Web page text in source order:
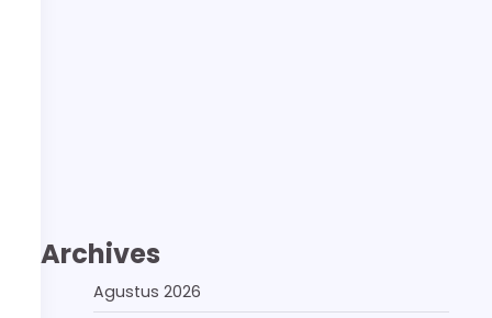
Archives
Agustus 2026